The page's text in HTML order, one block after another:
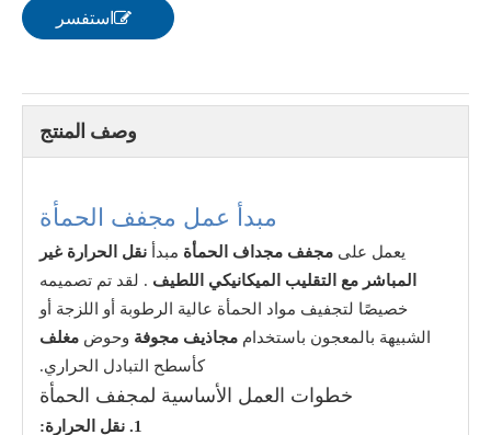
استفسر
وصف المنتج
مبدأ عمل مجفف الحمأة
يعمل على مجفف مجداف الحمأة مبدأ نقل الحرارة غير
المباشر مع التقليب الميكانيكي اللطيف . لقد تم تصميمه
خصيصًا لتجفيف مواد الحمأة عالية الرطوبة أو اللزجة أو
الشبيهة بالمعجون باستخدام مجاذيف مجوفة وحوض مغلف
كأسطح التبادل الحراري.
خطوات العمل الأساسية لمجفف الحمأة
1. نقل الحرارة: